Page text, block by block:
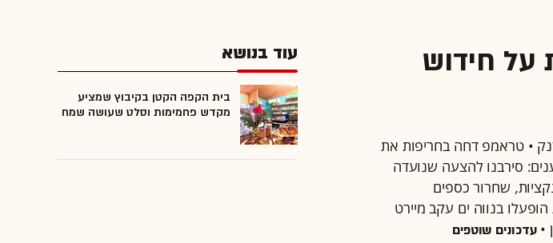
על חידוש
• טראמפ דחה בחריפות את
סירבנו להצעה שנועדה
שחרור כספים
על תוכנית הגרעין בתוך 30 יום • אזעקות הופעלו בנווה ים עקב מיירט
•עדכונים שוטפים
עוד בנושא
בית הקפה הקטן בקיבוץ שמציע
מקדש פחמימות וסלט שעושה שמח